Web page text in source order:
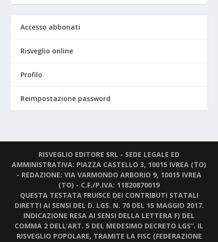
Accesso abbonati
Risveglio online
Profilo
Reimpostazione password
RISVEGLIO EDITORE SRL - SEDE LEGALE ED
AMMINISTRATIVA: PIAZZA CASTELLO 3, 10015 IVREA (TO)
- REDAZIONE: VIA VARMONDO ARBORIO 9, 10015 IVREA
(TO) - C.F./P.IVA: 11820870019
QUESTA TESTATA FRUISCE DEI CONTRIBUTI STATALI
DIRETTI AI SENSI DEL D. LGS. N. 70 DEL 15 MAGGIO 2017.
INDICAZIONE RESA AI SENSI DELLA LETTERA F) DEL
COMMA 2 DELL’ART. 5 DEL MEDESIMO DECRETO LGS”. IL
RISVEGLIO POPOLARE, TRAMITE LA FISC (FEDERAZIONE